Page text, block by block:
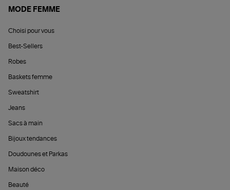
MODE FEMME
Choisi pour vous
Best-Sellers
Robes
Baskets femme
Sweatshirt
Jeans
Sacs à main
Bijoux tendances
Doudounes et Parkas
Maison déco
Beauté